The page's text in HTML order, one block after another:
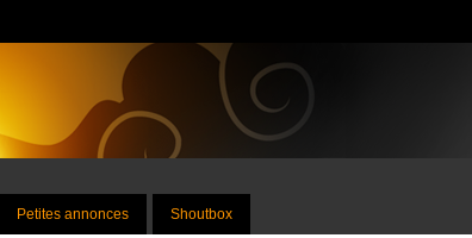
Petites annonces Shoutbox